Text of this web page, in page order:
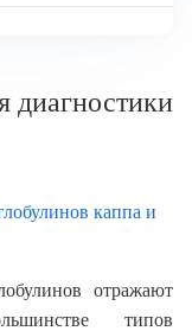
диагностики
каппа и
отражают
типов